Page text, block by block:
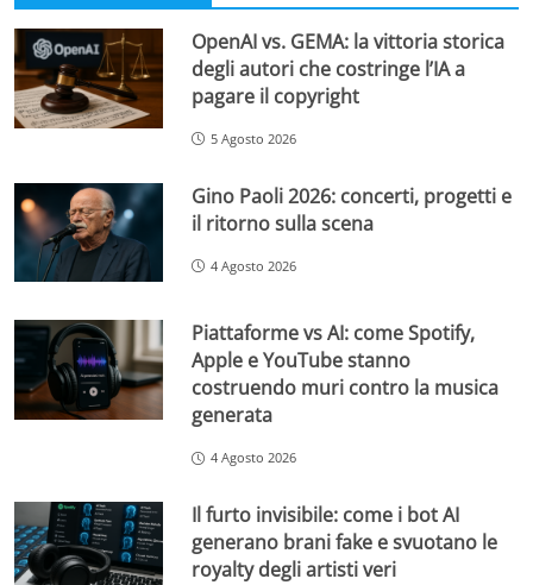
OpenAI vs. GEMA: la vittoria storica
degli autori che costringe l’IA a
pagare il copyright
5 Agosto 2026
Gino Paoli 2026: concerti, progetti e
il ritorno sulla scena
4 Agosto 2026
Piattaforme vs AI: come Spotify,
Apple e YouTube stanno
costruendo muri contro la musica
generata
4 Agosto 2026
Il furto invisibile: come i bot AI
generano brani fake e svuotano le
royalty degli artisti veri